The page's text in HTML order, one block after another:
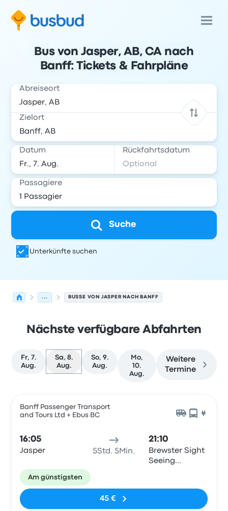
Bus von Jasper, AB, CA nach
Banff: Tickets & Fahrpläne
Abreiseort
Zielort
Datum Rückfahrtsdatum
Passagiere
Suche
Unterkünfte suchen
... BUSSE VON JASPER NACH BANFF
Nächste verfügbare Abfahrten
Fr, 7.
Aug.
Sa, 8.
Aug.
So, 9.
Aug.
Mo,
10.
Aug.
Weitere
Termine
Banff Passenger Transport
and Tours Ltd + Ebus BC
16:05
Jasper 5Std. 5Min.
21:10
Brewster Sight
Seeing
Am günstigsten
45 €